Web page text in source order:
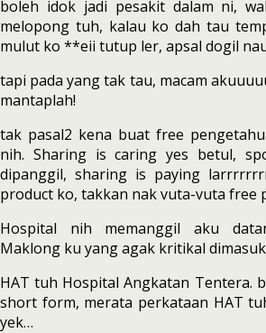
boleh idok jadi pesakit dalam ni,
melopong tuh, kalau ko dah tau
mulut ko **eii tutup ler, apsal dogil
tapi pada yang tak tau, macam
mantaplah!
tak pasal2 kena buat free
nih. Sharing is caring yes betul,
dipanggil, sharing is paying
product ko, takkan nak vuta-vuta free
Hospital nih memanggil aku
Maklong ku yang agak kritikal
HAT tuh Hospital Angkatan Tentera.
short form, merata perkataan HAT
yek…